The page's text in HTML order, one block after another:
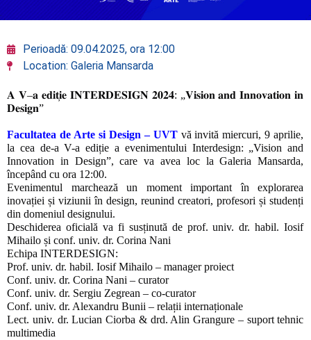
Perioadă: 09.04.2025, ora 12:00
Location: Galeria Mansarda
𝐀 𝐕–𝐚 𝐞𝐝𝐢𝐭𝐢𝐞 𝐈𝐍𝐓𝐄𝐑𝐃𝐄𝐒𝐈𝐆𝐍 𝟐𝟎𝟐𝟒: „𝐕𝐢𝐬𝐢𝐨𝐧 𝐚𝐧𝐝 𝐈𝐧𝐧𝐨𝐯𝐚𝐭𝐢𝐨𝐧 𝐢𝐧
𝐃𝐞𝐬𝐢𝐠𝐧”
Facultatea de Arte si Design – UVTvă invită miercuri, 9 aprilie,
la cea de-a V-a ediție a evenimentului Interdesign: „Vision and
Innovation in Design”, care va avea loc la Galeria Mansarda,
începând cu ora 12:00.
Evenimentul marchează un moment important în explorarea
inovației și viziunii în design, reunind creatori, profesori și studenți
din domeniul designului.
Deschiderea oficială va fi susținută de prof. univ. dr. habil. Iosif
Mihailo și conf. univ. dr. Corina Nani
Echipa INTERDESIGN:
Prof. univ. dr. habil. Iosif Mihailo – manager proiect
Conf. univ. dr. Corina Nani – curator
Conf. univ. dr. Sergiu Zegrean – co-curator
Conf. univ. dr. Alexandru Bunii – relații internaționale
Lect. univ. dr. Lucian Ciorba & drd. Alin Grangure – suport tehnic
multimedia